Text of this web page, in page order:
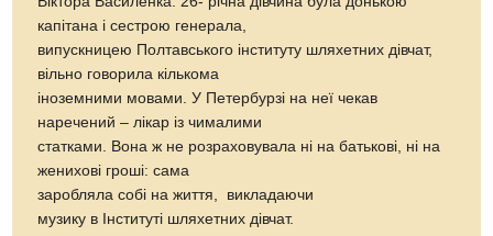
капітана і сестрою генерала,
випускницею Полтавського інституту шляхетних дівчат,
вільно говорила кількома
іноземними мовами. У Петербурзі на неї чекав
наречений – лікар із чималими
статками. Вона ж не розраховувала ні на батькові, ні на
женихові гроші: сама
заробляла собі на життя, викладаючи
музику в Інституті шляхетних дівчат.